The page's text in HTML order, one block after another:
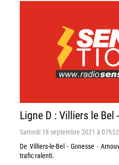
Ligne D : Villiers le
Samedi 18 septembre 2021 à 07h52
De Villiers-le-Bel - Gonesse -
trafic ralenti.